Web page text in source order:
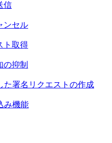
信
ンセル
ト取得
の抑制
た署名リクエストの作成
み機能